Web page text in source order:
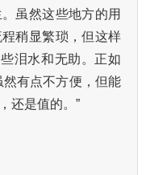
虽然这些地方的用
稍显繁琐，但这样
泪水和无助。正如
然有点不方便，但能
还是值的。”